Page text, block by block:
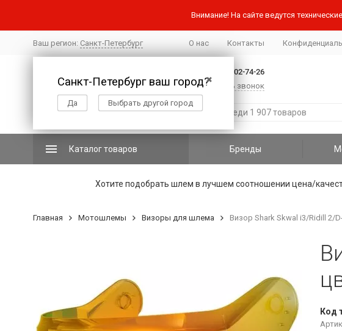
Внимание! На сайте ведутся
Ваш регион: Санкт-Петербург
✖
Санкт-Петербург ваш город?
Да Выбрать другой город
О нас Контакты
+7 (812) 502-74-26
Заказать звонок
Каталог товаров Бренды
Хотите подобрать шлем в лучшем соотношении цена/
Главная Мотошлемы Визоры для шлема Визор Shark Skwal i3/Ridill 2/
Код